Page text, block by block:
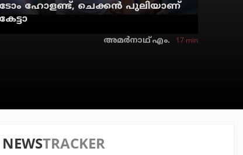
ടോം ഹോളണ്ട്, ചെക്കന്‍ പുലിയാണ്
കേട്ടാ
അമര്‍നാഥ് എം. 17 min
NEWSTRACKER